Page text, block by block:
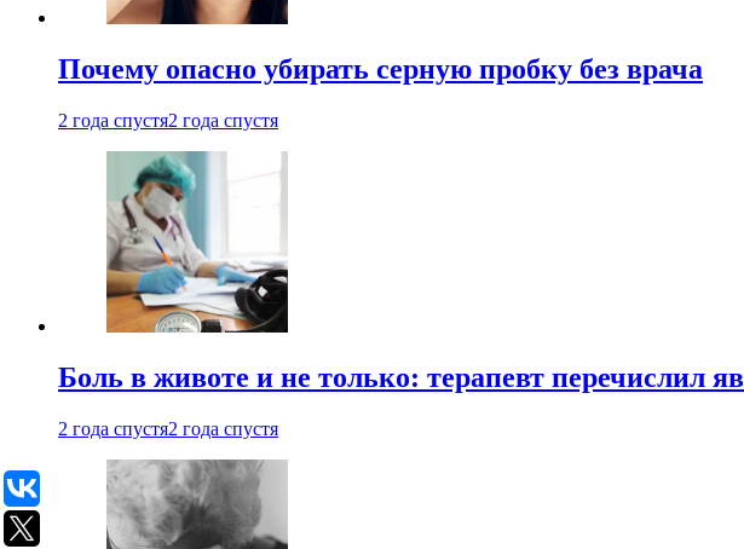
Почему опасно убирать серную пробку без врача
2 года спустя2 года спустя
Боль в животе и не только: терапевт перечислил
2 года спустя2 года спустя